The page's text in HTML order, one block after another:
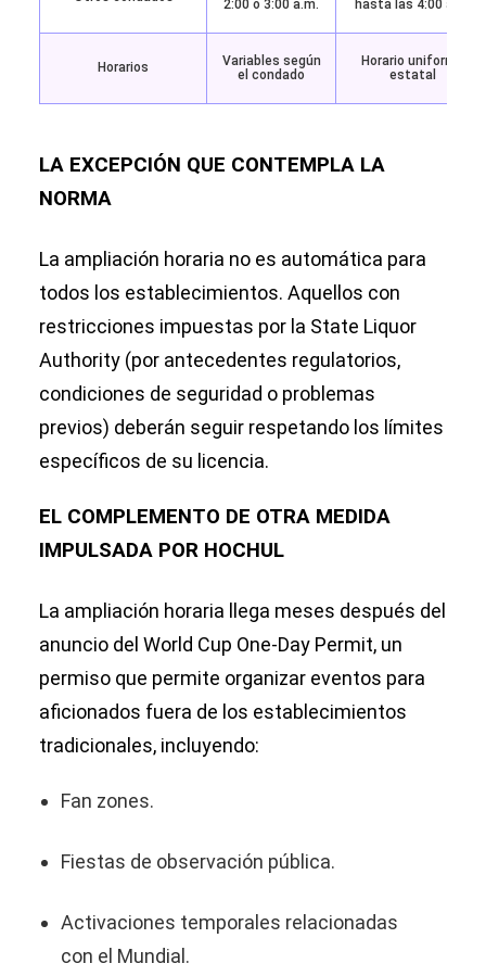
2:00 o 3:00 a.m. hasta las 4:00 a.m.
Horarios
Variables según
el condado
Horario uniforme
estatal
LA EXCEPCIÓN QUE CONTEMPLA LA
NORMA
La ampliación horaria no es automática para
todos los establecimientos. Aquellos con
restricciones impuestas por la State Liquor
Authority (por antecedentes regulatorios,
condiciones de seguridad o problemas
previos) deberán seguir respetando los límites
específicos de su licencia.
EL COMPLEMENTO DE OTRA MEDIDA
IMPULSADA POR HOCHUL
La ampliación horaria llega meses después del
anuncio del World Cup One-Day Permit, un
permiso que permite organizar eventos para
aficionados fuera de los establecimientos
tradicionales, incluyendo:
Fan zones.
Fiestas de observación pública.
Activaciones temporales relacionadas
con el Mundial.